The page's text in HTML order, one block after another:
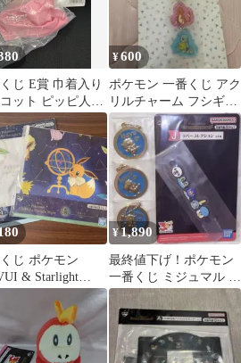
じ E賞 巾着入り
ット ピッピ人形
Collection
〜Let's Go for a
¥600
ポケモン 一番くじ アク
リルチャーム フシギダ
ネ ヒトカゲ ゼニガメ
じ ポケモン
& Starlight
¥1,890
最終値下げ！ポケモン
一番くじ ミジュマル 4
個セット